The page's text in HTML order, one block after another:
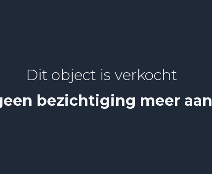
Dit object is verkocht
bezichtiging meer